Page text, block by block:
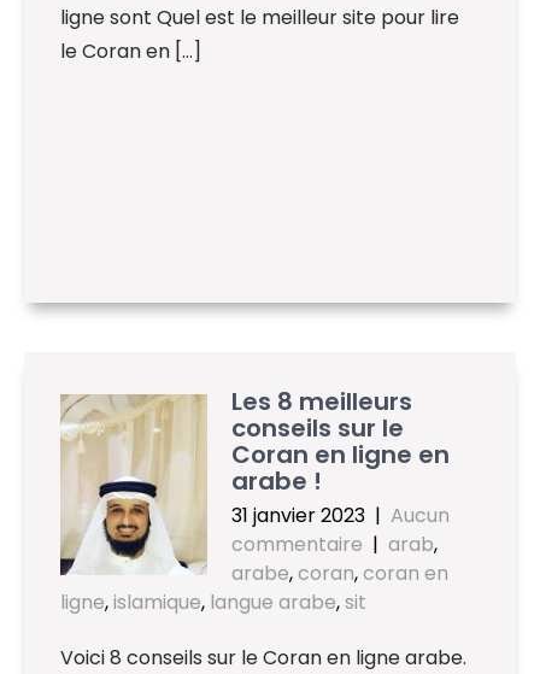
ligne sont Quel est le meilleur site pour lire
le Coran en […]
Les 8 meilleurs
conseils sur le
Coran en ligne en
arabe !
31 janvier 2023 | Aucun
commentaire | arab,
arabe,coran,coran en
ligne,islamique, langue arabe,sit
Voici 8 conseils sur le Coran en ligne arabe.